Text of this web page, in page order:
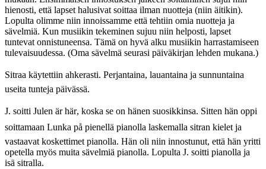
hienosti, että lapset halusivat soittaa ilman nuotteja (niin äitikin).
Lopulta olimme niin innoissamme että tehtiin omia nuotteja ja
sävelmiä. Kun musiikin tekeminen sujuu niin helposti, lapset
tuntevat onnistuneensa. Tämä on hyvä alku musiikin harrastamiseen
tulevaisuudessa. (Oma sävelmä seurasi päiväkirjan lehden mukana.)
Sitraa käytettiin ahkerasti. Perjantaina, lauantaina ja sunnuntaina 
useita tunteja päivässä.
J. soitti Julen är här, koska se on hänen suosikkinsa. Sitten hän oppi
soittamaan Lunka på pienellä pianolla laskemalla sitran kielet ja
vastaavat koskettimet pianolla. Hän oli niin innostunut, että hän yritti
opetella myös muita sävelmiä pianolla. Lopulta J. soitti pianolla ja
isä sitralla.